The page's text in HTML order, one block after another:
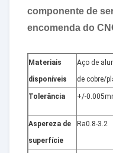
componente de
encomenda do
Materiais
disponíveis
Aço de
de cobre/
Tolerância +/-
Aspereza de
superfície
Ra0.8-3.2